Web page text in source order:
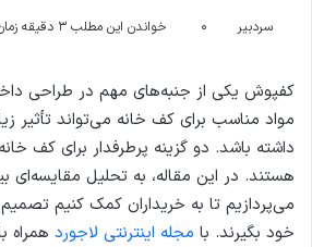
سردبیر ۰ خواندن این مطلب ۳ دقیقه زمان میبرد
کفپوش یکی از جنبه‌های مهم در طراحی
مواد مناسب برای کف خانه می‌تواند تأثیر
داشته باشد. دو گزینه پرطرفدار برای کف
هستند. در این مقاله، به تحلیل مقایسه‌ای
می‌پردازیم تا به خریداران کمک کنیم
خود بگیرند. با مجله اینترنتی لاجورد همراه